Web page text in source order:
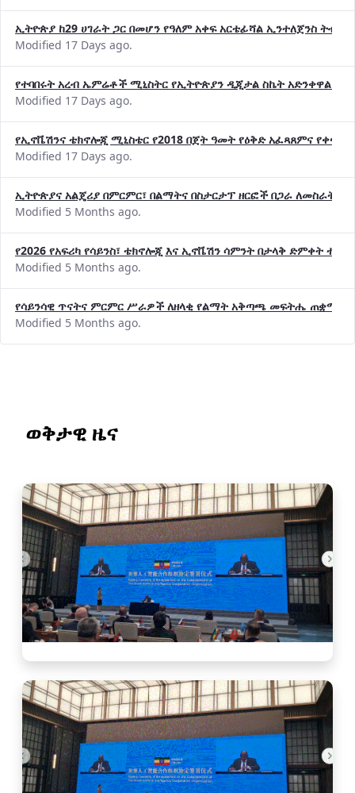
ኢትዮጵያ ከ29 ሀገራት ጋር በመሆን የዓለም አቀፍ አርቴፊሻል ኢንተለጀንስ
Modified 17 Days ago.
የተባበሩት አረብ ኤምሬቶች ሚኒስትር የኢትዮጵያን ዲጂታል ስኬት አድንቀዋል
Modified 17 Days ago.
የኢኖቬሽንና ቴክኖሎጂ ሚኒስቴር የ2018 በጀት ዓመት የዕቅድ አፈጻጸምና
Modified 17 Days ago.
ኢትዮጵያና አልጄሪያ በምርምር፣ በልማትና በስታርታፕ ዘርፎች በጋራ ለመስራት
Modified 5 Months ago.
የ2026 የአፍሪካ የሳይንስ፣ ቴክኖሎጂ እና ኢኖቬሽን ሳምንት በታላቅ ድምቀት
Modified 5 Months ago.
የሳይንሳዊ ጥናትና ምርምር ሥራዎች ለዘላቂ የልማት አቅጣጫ መፍትሔ ጠቋሚ
Modified 5 Months ago.
ወቅታዊ ዜና